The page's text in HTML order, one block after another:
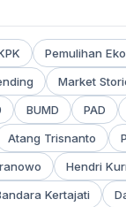
Pemulihan
Market
BUMD PAD
Atang Trisnanto
Hendri
Kertajati